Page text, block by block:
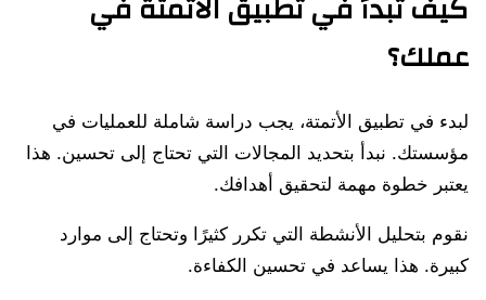
كيف تبدأ في تطبيق الأتمتة في
عملك؟
لبدء في تطبيق الأتمتة، يجب دراسة شاملة للعمليات في
مؤسستك. نبدأ بتحديد المجالات التي تحتاج إلى تحسين. هذا
يعتبر خطوة مهمة لتحقيق أهدافك.
نقوم بتحليل الأنشطة التي تكرر كثيرًا وتحتاج إلى موارد
كبيرة. هذا يساعد في تحسين الكفاءة.